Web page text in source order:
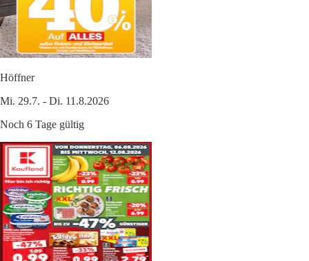
Höffner
Mi. 29.7. - Di. 11.8.2026
Noch 6 Tage gültig